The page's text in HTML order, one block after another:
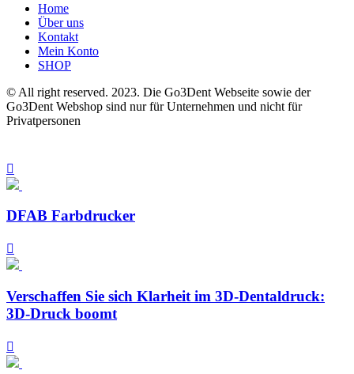
Home
Über uns
Kontakt
Mein Konto
SHOP
© All right reserved. 2023. Die Go3Dent Webseite sowie der
Go3Dent Webshop sind nur für Unternehmen und nicht für
Privatpersonen
DFAB Farbdrucker
Verschaffen Sie sich Klarheit im 3D-Dentaldruck:
3D-Druck boomt